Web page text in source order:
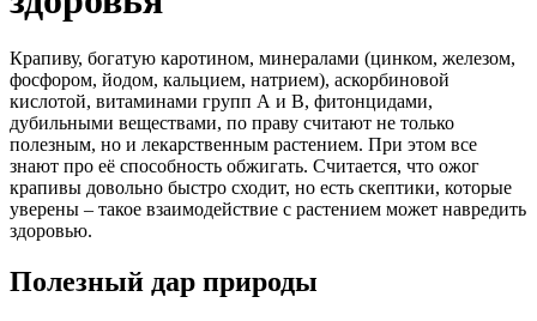
Крапиву, богатую каротином, минералами (цинком, железом,
фосфором, йодом, кальцием, натрием), аскорбиновой
кислотой, витаминами групп А и В, фитонцидами,
дубильными веществами, по праву считают не только
полезным, но и лекарственным растением. При этом все
знают про её способность обжигать. Считается, что ожог
крапивы довольно быстро сходит, но есть скептики, которые
уверены – такое взаимодействие с растением может навредить
здоровью.
Полезный дар природы